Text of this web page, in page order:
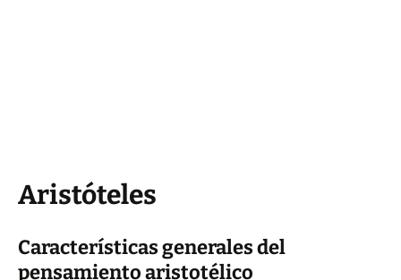
Aristóteles
Características generales del
pensamiento aristotélico